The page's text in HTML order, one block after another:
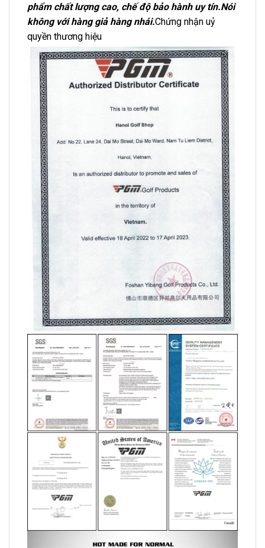
phẩm chất lượng cao, chế độ bảo hành uy tín.Nói
không với hàng giả hàng nhái.Chứng nhận uỷ
quyền thương hiệu